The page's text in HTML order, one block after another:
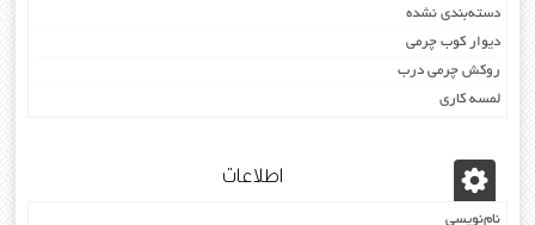
دسته‌بندی نشده
دیوار کوب چرمی
روکش چرمی درب
لمسه کاری
اطلاعات
نام‌نویسی